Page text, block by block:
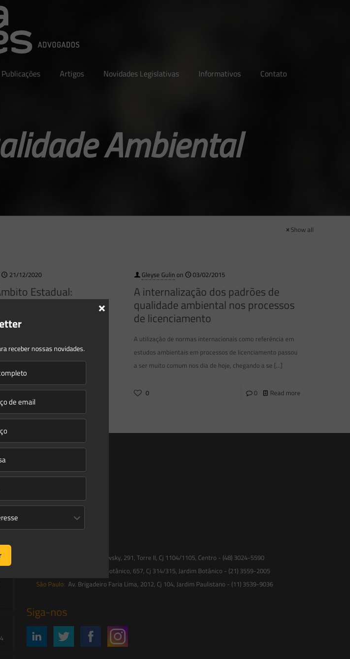
Publicações Artigos Novidades Legislativas Informativos Contato
Ambiental
Show all
21/12/2020
Estadual:
GABINETE DO MINISTRO
de Recuperação de Áreas
0 Read more
Gleyse Gulin on 03/02/2015
A internalização dos padrões de
qualidade ambiental nos processos
de licenciamento
A utilização de normas internacionais como referência em
estudos ambientais em processos de licenciamento passou
a ser muito comum nos dia de hoje, chegando a se […]
0 0 Read more
contato@saesadvogados.com.br
Av. Trompowsky, 291, Torre II, Cj 1104/1105, Centro - (48) 3024-5590
R. Jardim Botânico, 657, Cj 314/315, Jardim Botânico - (21) 3559-2005
São Paulo: Av. Brigadeiro Faria Lima, 2012, Cj 104, Jardim Paulistano - (11) 3539-9036
Siga-nos
receber nossas novidades.
×